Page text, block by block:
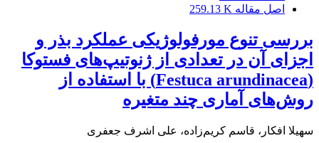
اصل مقاله 259.13 K
بررسی تنوع مورفولوژیکی عملکرد بذر و
اجزای آن در تعدادی از ژنوتیپ‌های فستوکا
(Festuca arundinacea) با استفاده از
روش‌های آماری چند متغیره
سهیلا افکار، قاسم کریم‌زاده، علی اشرف جعفری